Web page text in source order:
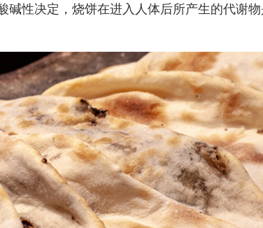
性决定，烧饼在进入人体后所产生的代谢物